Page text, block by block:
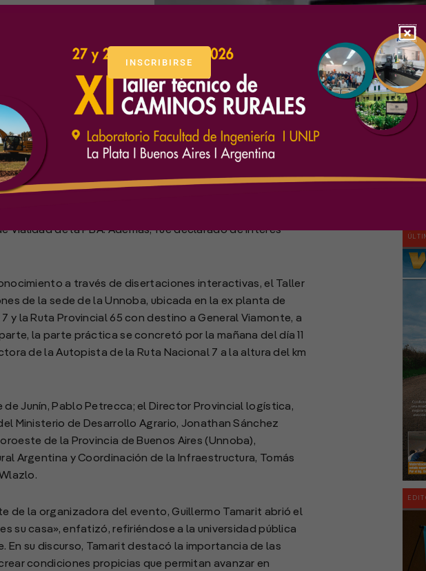
VIII Taller Técnico de Caminos Rurales. El evento fue
de la provincia de Buenos Aires; el Municipio de Junín,
Vialidad de la PBA. Además, fue declarado de interés
a través de disertaciones interactivas, el Taller
de la sede de la Unnoba, ubicada en la ex planta de
y la Ruta Provincial 65 con destino a General Viamonte, a
la parte práctica se concretó por la mañana del día 11
de la Autopista de la Ruta Nacional 7 a la altura del km
Junín, Pablo Petrecca; el Director Provincial logística,
Ministerio de Desarrollo Agrario, Jonathan Sánchez
de la Provincia de Buenos Aires (Unnoba),
Argentina y Coordinación de la Infraestructura, Tomás
de la organizadora del evento, Guillermo Tamarit abrió el
su casa», enfatizó, refiriéndose a la universidad pública
En su discurso, Tamarit destacó la importancia de las
condiciones propicias que permitan avanzar en
INSCRIBIRSE